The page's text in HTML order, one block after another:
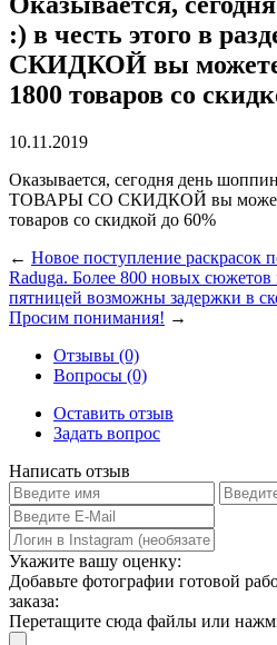
:) в честь этого в
СКИДКОЙ вы можете
1800 товаров со
10.11.2019
Оказывается, сегодня день
ТОВАРЫ СО СКИДКОЙ вы можете
товаров со скидкой до 60%
← Новое поступление раскрасок
Raduga. Более 800 новых сюжетов
пятницей возможны задержки в
Просим понимания! →
Отзывы (0)
Вопросы (0)
Оставить отзыв
Задать вопрос
Написать отзыв
Укажите вашу оценку:
Добавьте фотографии готовой
заказа:
Перетащите сюда файлы или